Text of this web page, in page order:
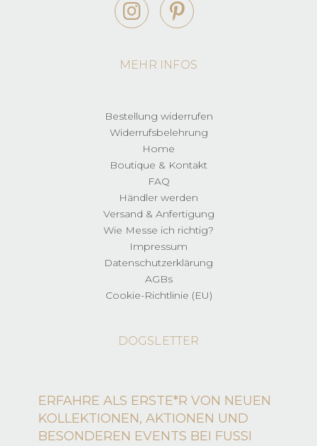
MEHR INFOS
Bestellung widerrufen
Widerrufsbelehrung
Home
Boutique & Kontakt
FAQ
Händler werden
Versand & Anfertigung
Wie Messe ich richtig?
Impressum
Datenschutzerklärung
AGBs
Cookie-Richtlinie (EU)
DOGSLETTER
ERFAHRE ALS ERSTE*R VON NEUEN
KOLLEKTIONEN, AKTIONEN UND
BESONDEREN EVENTS BEI FUSSI